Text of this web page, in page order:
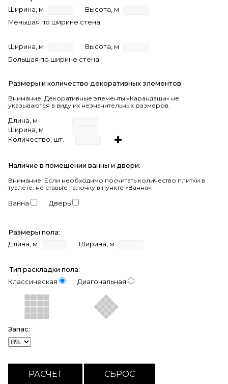
Ширина, м
Высота, м
Меньшая по ширине стена
Ширина, м
Высота, м
Большая по ширине стена
Размеры и количество декоративных элементов:
Внимание! Декоративные элементы «Карандаши» не
указываются в виду их незначительных размеров.
Длина, м
Ширина, м
Количество, шт.
Наличие в помещении ванны и двери:
Внимание! Если необходимо посчитать количество плитки в
туалете, не ставьте галочку в пункте «Ванна».
Ванна Дверь
Размеры пола:
Длина, м
Ширина, м
Тип раскладки пола:
Классическая
Диагональная
Запас: